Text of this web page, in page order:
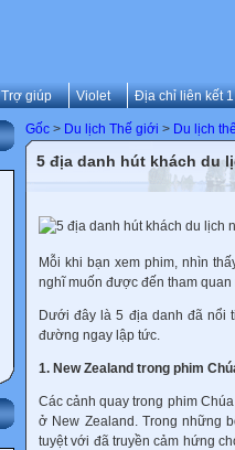
Trợ giúp Violet Địa chỉ liên kết 1
Gốc > Du lịch Thế giới > Du lịch
5 địa danh hút khách du
Mỗi khi bạn xem phim, nhìn
nghĩ muốn được đến tham quan
Dưới đây là 5 địa danh đã nổi
đường ngay lập tức.
1. New Zealand trong phim
Các cảnh quay trong phim
ở New Zealand. Trong những
tuyệt với đã truyền cảm hứng